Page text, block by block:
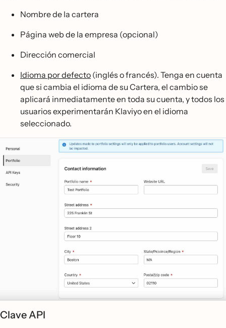
Nombre de la cartera
Página web de la empresa (opcional)
Dirección comercial
Idioma por defecto (inglés o francés). Tenga en cuenta
que si cambia el idioma de su Cartera, el cambio se
aplicará inmediatamente en toda su cuenta, y todos los
usuarios experimentarán Klaviyo en el idioma
seleccionado.
Clave API